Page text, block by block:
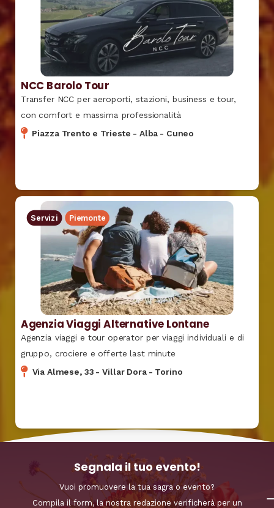
NCC Barolo Tour
Transfer NCC per aeroporti, stazioni, business e tour,
con comfort e massima professionalità
Piazza Trento e Trieste - Alba - Cuneo
Servizi Piemonte
Agenzia Viaggi Alternative Lontane
Agenzia viaggi e tour operator per viaggi individuali e di
gruppo, crociere e offerte last minute
Via Almese, 33 -Villar Dora - Torino
Segnala il tuo evento!
Vuoi promuovere la tua sagra o evento?
Compila il form, la nostra redazione verificherà per un